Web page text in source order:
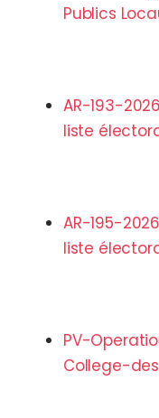
Publics
AR-193-
liste
AR-195-
liste
PV-
College-